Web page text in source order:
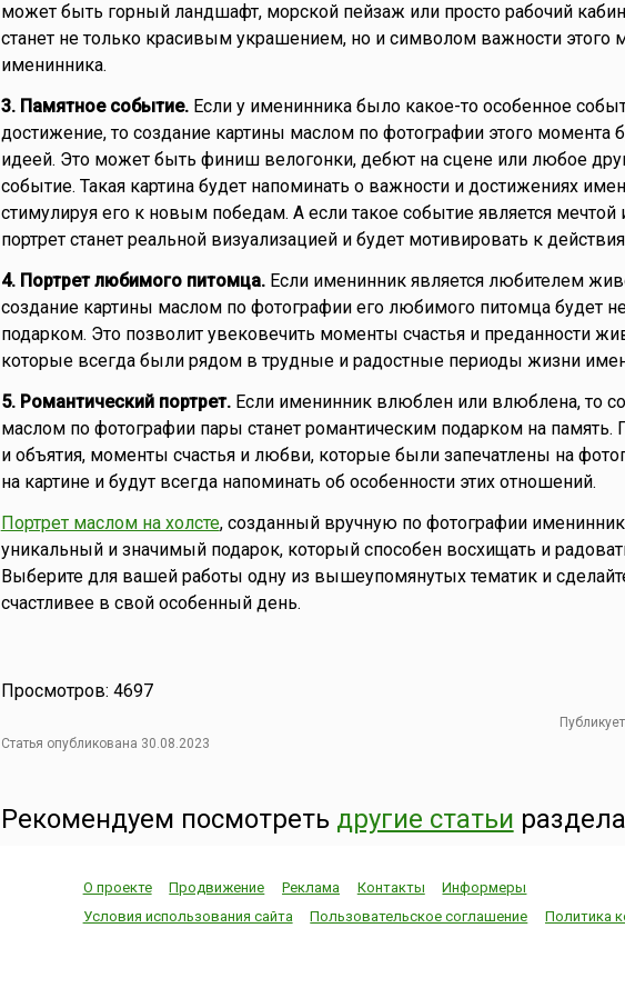
может быть горный ландшафт, морской пейзаж или просто рабочий
станет не только красивым украшением, но и символом важности этого
именинника.
3. Памятное событие.Если у именинника было какое-то особенное
достижение, то создание картины маслом по фотографии этого момента
идеей. Это может быть финиш велогонки, дебют на сцене или любое
событие. Такая картина будет напоминать о важности и достижениях
стимулируя его к новым победам. А если такое событие является мечтой
портрет станет реальной визуализацией и будет мотивировать к
4. Портрет любимого питомца.Если именинник является любителем
создание картины маслом по фотографии его любимого питомца будет
подарком. Это позволит увековечить моменты счастья и преданности
которые всегда были рядом в трудные и радостные периоды жизни
5. Романтический портрет.Если именинник влюблен или влюблена, то
маслом по фотографии пары станет романтическим подарком на память.
и объятия, моменты счастья и любви, которые были запечатлены на
на картине и будут всегда напоминать об особенности этих отношений.
Портрет маслом на холсте, созданный вручную по фотографии
уникальный и значимый подарок, который способен восхищать и
Выберите для вашей работы одну из вышеупомянутых тематик и
счастливее в свой особенный день.
Просмотров: 4697
Статья опубликована 30.08.2023
Рекомендуем посмотреть другие статьи раздела
О проекте Продвижение Реклама Контакты
Информеры
Условия использования сайта
Пользовательское соглашение Политика